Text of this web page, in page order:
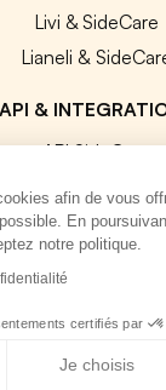
Livi & SideCare
Lianeli &
API &
API SideCare
/ Systèmes de
A PROPOS
Nous contacter
afin de vous
En
notre politique.
certifiés par
Je choisis